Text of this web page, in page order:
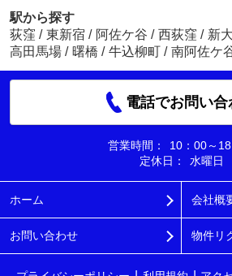
駅から探す
荻窪 / 東新宿 / 阿佐ケ谷 / 西荻窪 / 新
高田馬場 / 曙橋 / 牛込柳町 / 南阿佐ケ
電話でお問い合
営業時間：
10：00～
定休日：
水曜日
ホーム 会社概
お問い合わせ 物件リ